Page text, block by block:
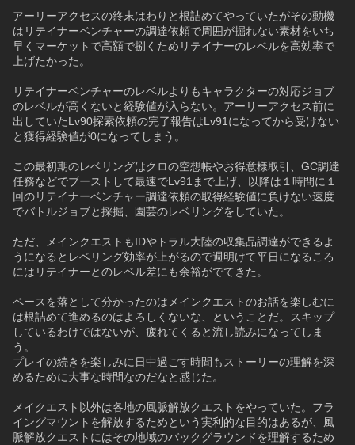
アーリーアクセスの終末はわりと根詰めてやっていたがその動機
はリテイナーベンチャーの調達依頼で周囲が掘れない素材をいち
早くマーケットで高額で捌くためリテイナーのレベルを高効率で
上げたかった。
リテイナーベンチャーのレベルよりもキャラクターの対応ジョブ
のレベルが高くないと経験値が入らない。アーリーアクセス前に
出していたLv90探索依頼の完了報告はLv91になってから受けない
と獲得経験値が0になってしまう。
この最初期のレベリングはクロの空想帳やお得意様取引、GC調達
任務などでブーストして最速でLv91まで上げ、以降は１時間に１
回のリテイナーベンチャー調達依頼の取得経験値に負けない速度
でバトルジョブと採掘、園芸のレベリングをしていた。
ただ、メインクエストもIDやトラル大陸の収集品調達ができるよ
うになるとレベリング効率が上がるので週明けて平日になるころ
にはリテイナーとのレベル差にも余裕がでてきた。
ペースを落として分かったのはメインクエストのお話を楽しむに
は根詰めて進めるのはよろしくないな、ということだ。スキップ
しているわけではないが、疲れてくると流し読みになってしま
う。
プレイの続きを楽しみに日中過ごす時間もストーリーの理解を深
めるために大事な時間なのだなと感じた。
メイクエスト以外は各地の風脈解放クエストをやっていた。フラ
イングマウントを解放するためという実利的な目的はあるが、風
脈解放クエストにはその地域のバックグラウンドを理解するため